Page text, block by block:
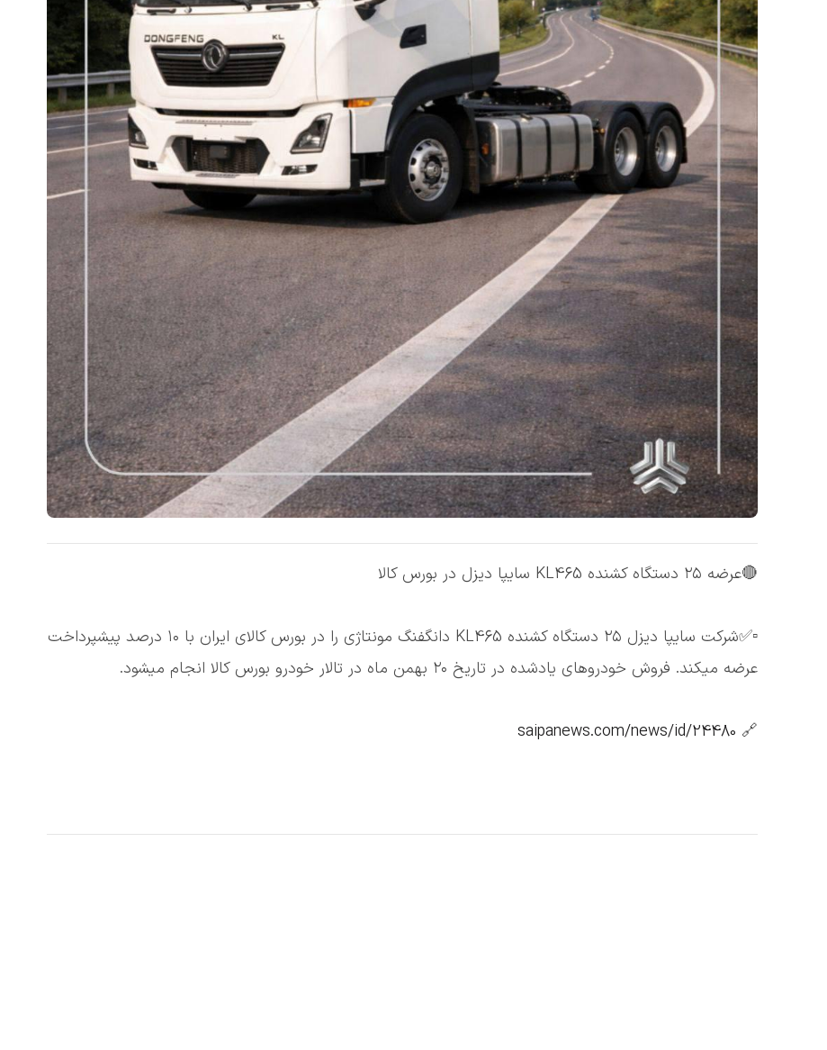
🔴عرضه ۲۵ دستگاه کشنده KL465 سایپا دیزل در بورس کالا
▫️✅شرکت سایپا دیزل ۲۵ دستگاه کشنده KL465 دانگفنگ مونتاژی را در بورس کالای ایران با ۱۰ درصد پیشپرداخت
عرضه میکند. فروش خودروهای یادشده در تاریخ ۲۰ بهمن ماه در تالار خودرو بورس کالا انجام میشود.
🔗
saipanews.com/news/id/24480